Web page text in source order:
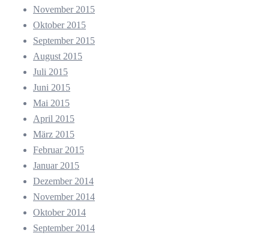
November 2015
Oktober 2015
September 2015
August 2015
Juli 2015
Juni 2015
Mai 2015
April 2015
März 2015
Februar 2015
Januar 2015
Dezember 2014
November 2014
Oktober 2014
September 2014